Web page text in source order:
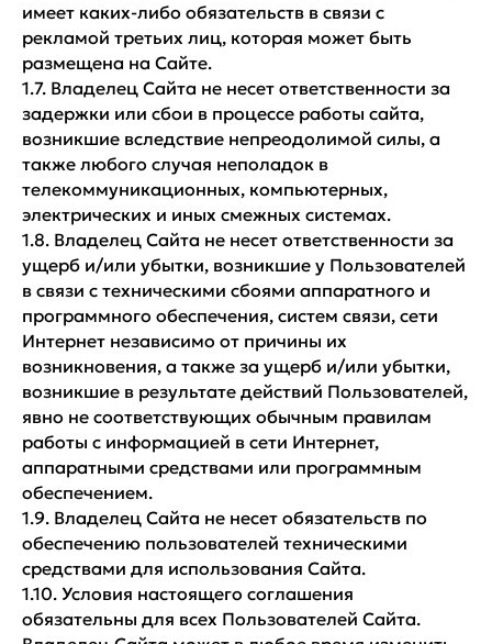
имеет каких-либо обязательств в связи с
рекламой третьих лиц, которая может быть
размещена на Сайте.
1.7. Владелец Сайта не несет ответственности за
задержки или сбои в процессе работы сайта,
возникшие вследствие непреодолимой силы, а
также любого случая неполадок в
телекоммуникационных, компьютерных,
электрических и иных смежных системах.
1.8. Владелец Сайта не несет ответственности за
ущерб и/или убытки, возникшие у Пользователей
в связи с техническими сбоями аппаратного и
программного обеспечения, систем связи, сети
Интернет независимо от причины их
возникновения, а также за ущерб и/или убытки,
возникшие в результате действий Пользователей,
явно не соответствующих обычным правилам
работы с информацией в сети Интернет,
аппаратными средствами или программным
обеспечением.
1.9. Владелец Сайта не несет обязательств по
обеспечению пользователей техническими
средствами для использования Сайта.
1.10. Условия настоящего соглашения
обязательны для всех Пользователей Сайта.